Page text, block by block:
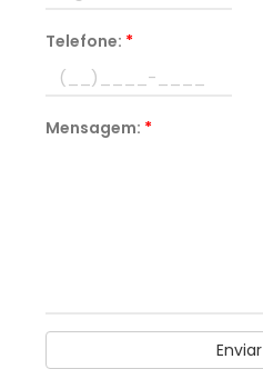
Telefone: *
Mensagem: *
Enviar